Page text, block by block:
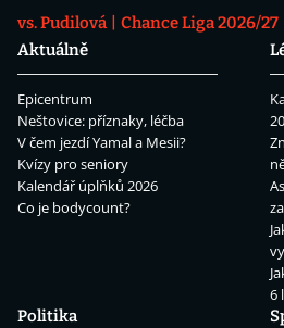
vs. Pudilová
Chance Liga 2026/27
Aktuálně
Epicentrum
Neštovice: příznaky, léčba
V čem jezdí Yamal a Mesii?
Kvízy pro seniory
Kalendář úplňků 2026
Co je bodycount?
6
Politika